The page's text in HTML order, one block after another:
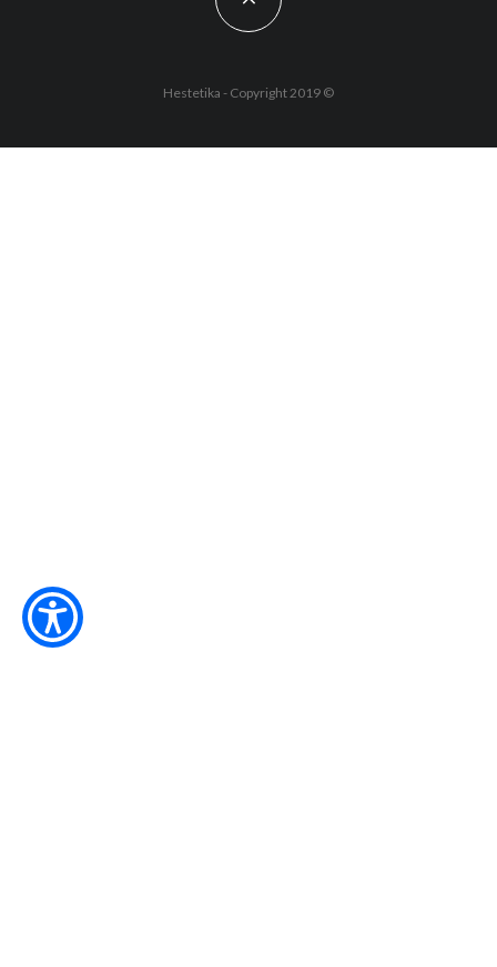
Hestetika - Copyright 2019 ©